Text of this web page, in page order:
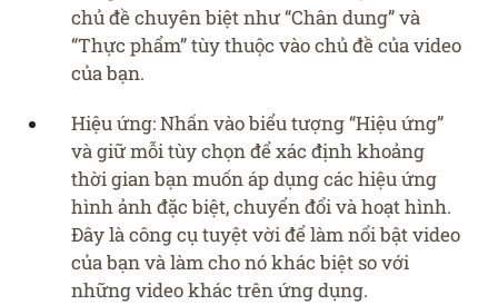
chủ đề chuyên biệt như “Chân dung” và
“Thực phẩm” tùy thuộc vào chủ đề của video
của bạn.
Hiệu ứng: Nhấn vào biểu tượng “Hiệu ứng”
và giữ mỗi tùy chọn để xác định khoảng
thời gian bạn muốn áp dụng các hiệu ứng
hình ảnh đặc biệt, chuyển đổi và hoạt hình.
Đây là công cụ tuyệt vời để làm nổi bật video
của bạn và làm cho nó khác biệt so với
những video khác trên ứng dụng.